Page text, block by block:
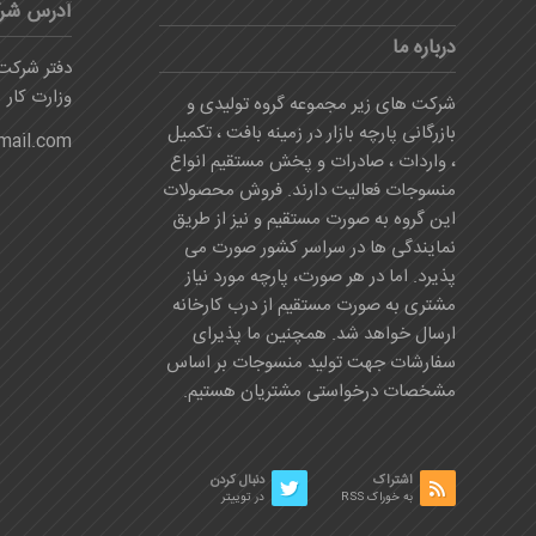
درباره ما
شرکت های زیر مجموعه گروه تولیدی و
بازرگانی پارچه بازار در زمینه بافت ، تکمیل
، واردات ، صادرات و پخش مستقیم انواع
منسوجات فعالیت دارند. فروش محصولات
این گروه به صورت مستقیم و نیز از طریق
نمایندگی ها در سراسر کشور صورت می
پذیرد. اما در هر صورت، پارچه مورد نیاز
مشتری به صورت مستقیم از درب کارخانه
ارسال خواهد شد. همچنین ما پذیرای
سفارشات جهت تولید منسوجات بر اساس
مشخصات درخواستی مشتریان هستیم.
دنبال کردن
در توییتر
اشتراک
به خوراک RSS
آدرس
دفتر
وزارت کار